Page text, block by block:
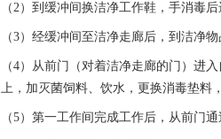
（2）到缓冲间换洁净工作鞋，手消毒
（3）经缓冲间至洁净走廊后，到洁净
（4）从前门（对着洁净走廊的门）进
上，加灭菌饲料、饮水，更换消毒垫料
（5）第一工作间完成工作后，从前门